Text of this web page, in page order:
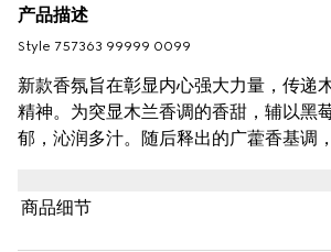
产品描述
Style ‎757363 99999 0099
新款香氛旨在彰显内心强大力量，传递
精神。为突显木兰香调的香甜，辅以黑
郁，沁润多汁。随后释出的广藿香基调
以茉莉花的绿意温润花香，交织醇厚麝香
商品细节